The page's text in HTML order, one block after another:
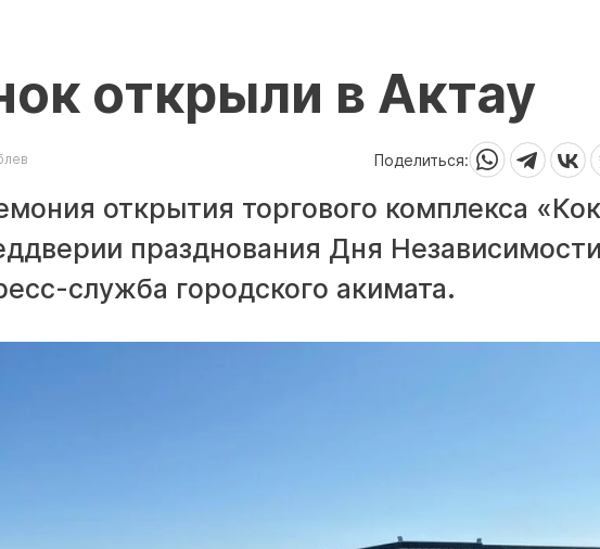
открыли в Актау
Поделиться:
открытия торгового комплекса
празднования Дня
служба городского акимата.